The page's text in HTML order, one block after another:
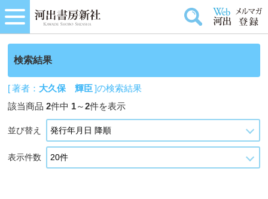
検索結果
[ 著者： 大久保 輝臣]の検索結果
該当商品2件中 1～2件を表示
並び替え
表示件数